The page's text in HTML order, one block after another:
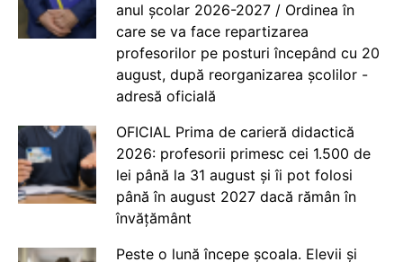
anul școlar 2026-2027 / Ordinea în
care se va face repartizarea
profesorilor pe posturi începând cu 20
august, după reorganizarea școlilor -
adresă oficială
OFICIAL Prima de carieră didactică
2026: profesorii primesc cei 1.500 de
lei până la 31 august și îi pot folosi
până în august 2027 dacă rămân în
învățământ
Peste o lună începe școala. Elevii și